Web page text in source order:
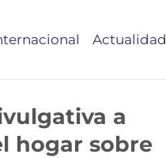
Actualidad
a
hogar sobre